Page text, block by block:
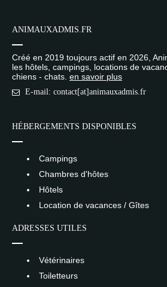
ANIMAUXADMIS.FR
Créé en 2019 toujours actif en 2026,
les hôtels, campings, locations de
chiens - chats. en savoir plus
E-mail: contact[at]animauxadmis.fr
HÉBERGEMENTS DISPONIBLES
Campings
Chambres d'hôtes
Hôtels
Location de vacances / Gîtes
ADRESSES UTILES
Vétérinaires
Toiletteurs